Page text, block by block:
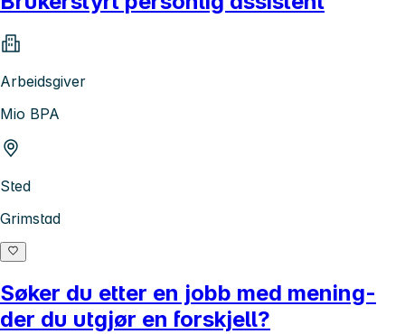
Arbeidsgiver
Mio BPA
Sted
Grimstad
Søker du etter en jobb med mening-
der du utgjør en forskjell?